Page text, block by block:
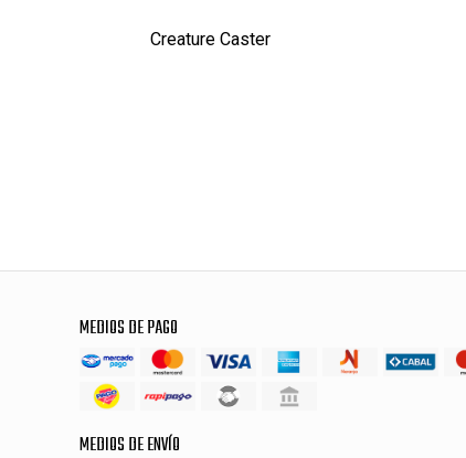
Creature Caster
MEDIOS DE PAGO
MEDIOS DE ENVÍO